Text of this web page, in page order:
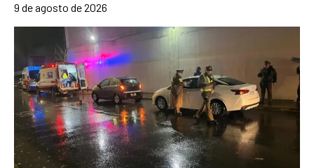
9 de agosto de 2026